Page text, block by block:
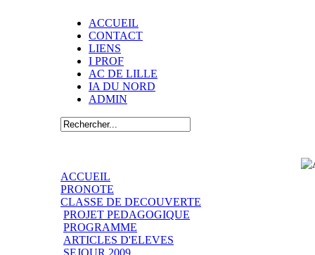
ACCUEIL
CONTACT
LIENS
I PROF
AC DE LILLE
IA DU NORD
ADMIN
ACCUEIL
PRONOTE
CLASSE DE DECOUVERTE
PROJET PEDAGOGIQUE
PROGRAMME
ARTICLES D'ELEVES
SEJOUR 2009